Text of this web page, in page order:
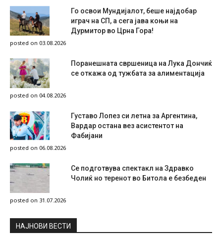
Го освои Мундијалот, беше најдобар
играч на СП, а сега јава коњи на
Дурмитор во Црна Гора!
posted on 03.08.2026
Поранешната свршеница на Лука Дончиќ
се откажа од тужбата за алиментација
posted on 04.08.2026
Густаво Лопез си летна за Аргентина,
Вардар остана вез асистентот на
Фабијани
posted on 06.08.2026
Се подготвува спектакл на Здравко
Чолиќ но теренот во Битола е безбеден
posted on 31.07.2026
НAЈНОВИ ВЕСТИ